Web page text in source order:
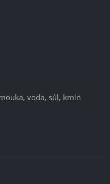
voda, sůl, kmín